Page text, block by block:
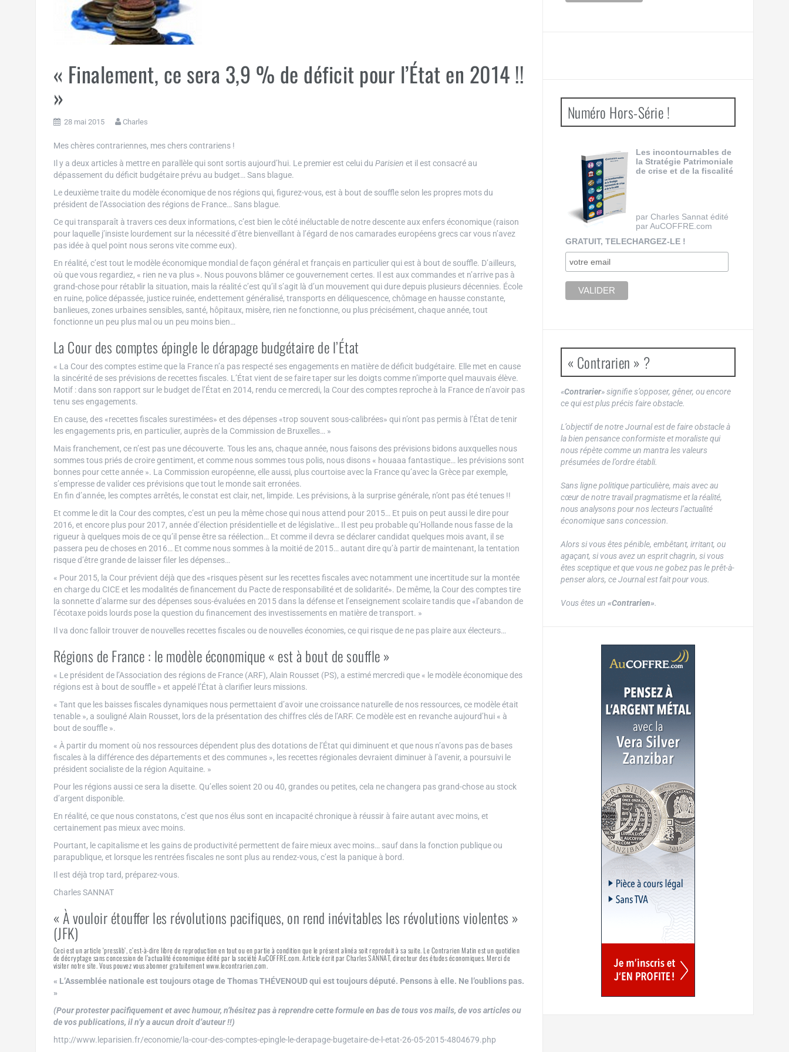
« Finalement, ce sera 3,9 % de déficit pour l’État en 2014 !!
»
28 mai 2015 Charles
Mes chères contrariennes, mes chers contrariens !
Il y a deux articles à mettre en parallèle qui sont sortis aujourd’hui. Le premier est celui du Parisien et il est consacré au
dépassement du déficit budgétaire prévu au budget… Sans blague.
Le deuxième traite du modèle économique de nos régions qui, figurez-vous, est à bout de souffle selon les propres mots du
président de l’Association des régions de France… Sans blague.
Ce qui transparaît à travers ces deux informations, c’est bien le côté inéluctable de notre descente aux enfers économique (raison
pour laquelle j’insiste lourdement sur la nécessité d’être bienveillant à l’égard de nos camarades européens grecs car vous n’avez
pas idée à quel point nous serons vite comme eux).
En réalité, c’est tout le modèle économique mondial de façon général et français en particulier qui est à bout de souffle. D’ailleurs,
où que vous regardiez, « rien ne va plus ». Nous pouvons blâmer ce gouvernement certes. Il est aux commandes et n’arrive pas à
grand-chose pour rétablir la situation, mais la réalité c’est qu’il s’agit là d’un mouvement qui dure depuis plusieurs décennies. École
en ruine, police dépassée, justice ruinée, endettement généralisé, transports en déliquescence, chômage en hausse constante,
banlieues, zones urbaines sensibles, santé, hôpitaux, misère, rien ne fonctionne, ou plus précisément, chaque année, tout
fonctionne un peu plus mal ou un peu moins bien…
La Cour des comptes épingle le dérapage budgétaire de l’État
« La Cour des comptes estime que la France n’a pas respecté ses engagements en matière de déficit budgétaire. Elle met en cause
la sincérité de ses prévisions de recettes fiscales. L’État vient de se faire taper sur les doigts comme n’importe quel mauvais élève.
Motif : dans son rapport sur le budget de l’État en 2014, rendu ce mercredi, la Cour des comptes reproche à la France de n’avoir pas
tenu ses engagements.
En cause, des «recettes fiscales surestimées» et des dépenses «trop souvent sous-calibrées» qui n’ont pas permis à l’État de tenir
les engagements pris, en particulier, auprès de la Commission de Bruxelles… »
Mais franchement, ce n’est pas une découverte. Tous les ans, chaque année, nous faisons des prévisions bidons auxquelles nous
sommes tous priés de croire gentiment, et comme nous sommes tous polis, nous disons « houaaa fantastique… les prévisions sont
bonnes pour cette année ». La Commission européenne, elle aussi, plus courtoise avec la France qu’avec la Grèce par exemple,
s’empresse de valider ces prévisions que tout le monde sait erronées.
En fin d’année, les comptes arrêtés, le constat est clair, net, limpide. Les prévisions, à la surprise générale, n’ont pas été tenues !!
Et comme le dit la Cour des comptes, c’est un peu la même chose qui nous attend pour 2015… Et puis on peut aussi le dire pour
2016, et encore plus pour 2017, année d’élection présidentielle et de législative… Il est peu probable qu’Hollande nous fasse de la
rigueur à quelques mois de ce qu’il pense être sa réélection… Et comme il devra se déclarer candidat quelques mois avant, il se
passera peu de choses en 2016… Et comme nous sommes à la moitié de 2015… autant dire qu’à partir de maintenant, la tentation
risque d’être grande de laisser filer les dépenses…
« Pour 2015, la Cour prévient déjà que des «risques pèsent sur les recettes fiscales avec notamment une incertitude sur la montée
en charge du CICE et les modalités de financement du Pacte de responsabilité et de solidarité». De même, la Cour des comptes tire
la sonnette d’alarme sur des dépenses sous-évaluées en 2015 dans la défense et l’enseignement scolaire tandis que «l’abandon de
l’écotaxe poids lourds pose la question du financement des investissements en matière de transport. »
Il va donc falloir trouver de nouvelles recettes fiscales ou de nouvelles économies, ce qui risque de ne pas plaire aux électeurs…
Régions de France : le modèle économique « est à bout de souffle »
« Le président de l’Association des régions de France (ARF), Alain Rousset (PS), a estimé mercredi que « le modèle économique des
régions est à bout de souffle » et appelé l’État à clarifier leurs missions.
« Tant que les baisses fiscales dynamiques nous permettaient d’avoir une croissance naturelle de nos ressources, ce modèle était
tenable », a souligné Alain Rousset, lors de la présentation des chiffres clés de l’ARF. Ce modèle est en revanche aujourd’hui « à
bout de souffle ».
« À partir du moment où nos ressources dépendent plus des dotations de l’État qui diminuent et que nous n’avons pas de bases
fiscales à la différence des départements et des communes », les recettes régionales devraient diminuer à l’avenir, a poursuivi le
président socialiste de la région Aquitaine. »
Pour les régions aussi ce sera la disette. Qu’elles soient 20 ou 40, grandes ou petites, cela ne changera pas grand-chose au stock
d’argent disponible.
En réalité, ce que nous constatons, c’est que nos élus sont en incapacité chronique à réussir à faire autant avec moins, et
certainement pas mieux avec moins.
Pourtant, le capitalisme et les gains de productivité permettent de faire mieux avec moins… sauf dans la fonction publique ou
parapublique, et lorsque les rentrées fiscales ne sont plus au rendez-vous, c’est la panique à bord.
Il est déjà trop tard, préparez-vous.
Charles SANNAT
« À vouloir étouffer les révolutions pacifiques, on rend inévitables les révolutions violentes »
(JFK)
Ceci est un article ‘presslib’, c’est-à-dire libre de reproduction en tout ou en partie à condition que le présent alinéa soit reproduit à sa suite. Le Contrarien Matin est un quotidien
de décryptage sans concession de l’actualité économique édité par la société AuCOFFRE.com. Article écrit par Charles SANNAT, directeur des études économiques. Merci de
visiter notre site. Vous pouvez vous abonner gratuitement www.lecontrarien.com.
« L’Assemblée nationale est toujours otage de Thomas THÉVENOUD qui est toujours député. Pensons à elle. Ne l’oublions pas.
»
(Pour protester pacifiquement et avec humour, n’hésitez pas à reprendre cette formule en bas de tous vos mails, de vos articles ou
de vos publications, il n’y a aucun droit d’auteur !!)
http://www.leparisien.fr/economie/la-cour-des-comptes-epingle-le-derapage-bugetaire-de-l-etat-26-05-2015-4804679.php
Numéro Hors-Série !
Les incontournables de
la Stratégie Patrimoniale
de crise et de la fiscalité
par Charles Sannat édité
par AuCOFFRE.com
GRATUIT, TELECHARGEZ-LE !
« Contrarien » ?
«Contrarier» signifie s’opposer, gêner, ou encore
ce qui est plus précis faire obstacle.
L’objectif de notre Journal est de faire obstacle à
la bien pensance conformiste et moraliste qui
nous répète comme un mantra les valeurs
présumées de l’ordre établi.
Sans ligne politique particulière, mais avec au
cœur de notre travail pragmatisme et la réalité,
nous analysons pour nos lecteurs l’actualité
économique sans concession.
Alors si vous êtes pénible, embêtant, irritant, ou
agaçant, si vous avez un esprit chagrin, si vous
êtes sceptique et que vous ne gobez pas le prêt-à-
penser alors, ce Journal est fait pour vous.
Vous êtes un «Contrarien».